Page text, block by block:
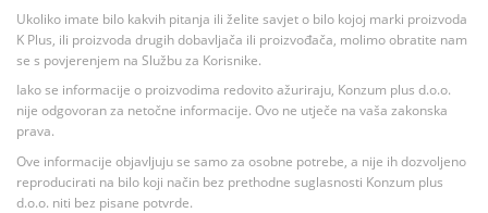
Ukoliko imate bilo kakvih pitanja ili želite savjet o bilo kojoj marki proizvoda
K Plus, ili proizvoda drugih dobavljača ili proizvođača, molimo obratite nam
se s povjerenjem na Službu za Korisnike.
Iako se informacije o proizvodima redovito ažuriraju, Konzum plus d.o.o.
nije odgovoran za netočne informacije. Ovo ne utječe na vaša zakonska
prava.
Ove informacije objavljuju se samo za osobne potrebe, a nije ih dozvoljeno
reproducirati na bilo koji način bez prethodne suglasnosti Konzum plus
d.o.o. niti bez pisane potvrde.